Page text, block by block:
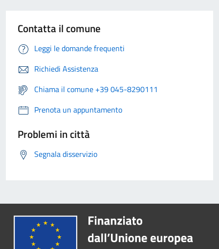
Contatta il comune
Leggi le domande frequenti
Richiedi Assistenza
Chiama il comune +39 045-8290111
Prenota un appuntamento
Problemi in città
Segnala disservizio